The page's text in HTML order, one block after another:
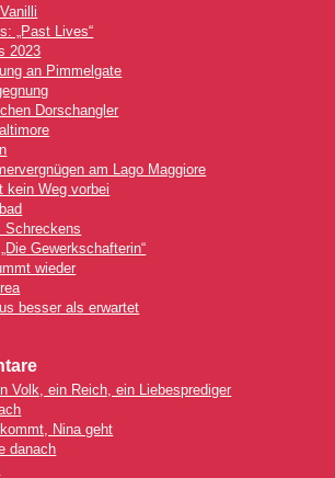
„Past Lives“
2023
an Pimmelgate
Dorschangler
am Lago Maggiore
kein Weg vorbei
Schreckens
Gewerkschafterin“
wieder
besser als erwartet
Volk, ein Reich, ein Liebesprediger
Nina geht
danach